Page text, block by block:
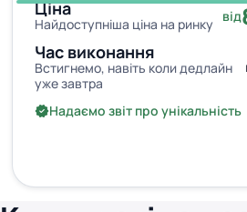
Ціна
Найдоступніша ціна на ринку від
Час виконання
Встигнемо, навіть коли дедлайн
уже завтра
Надаємо звіт про унікальність